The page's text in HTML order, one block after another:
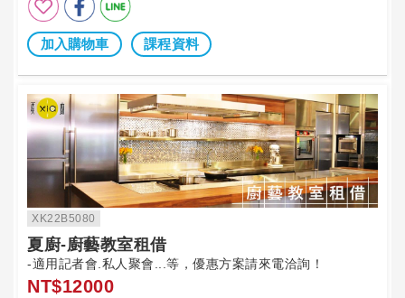
加入購物車 課程資料
XK22B5080
夏廚-廚藝教室租借
-適用記者會.私人聚會...等，優惠方案請來電洽詢！
NT$12000